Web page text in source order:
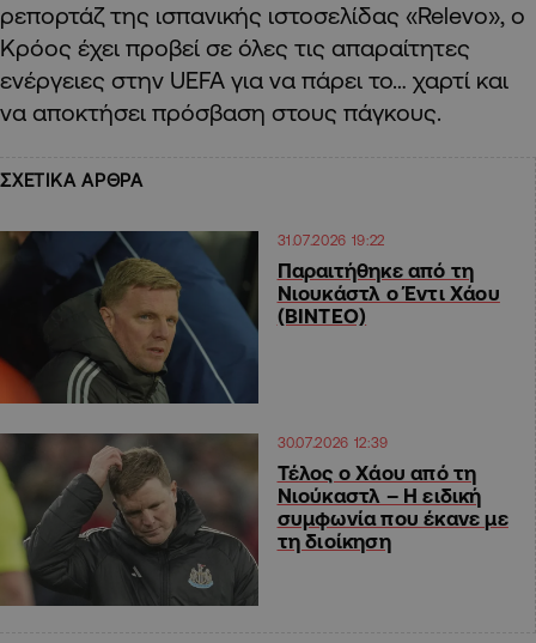
ρεπορτάζ της ισπανικής ιστοσελίδας «Relevo», ο
Κρόος έχει προβεί σε όλες τις απαραίτητες
ενέργειες στην UEFA για να πάρει το… χαρτί και
να αποκτήσει πρόσβαση στους πάγκους.
ΣΧΕΤΙΚΑ ΑΡΘΡΑ
31.07.2026 19:22
Παραιτήθηκε από τη
Νιουκάστλ ο Έντι Χάου
(ΒΙΝΤΕΟ)
30.07.2026 12:39
Τέλος ο Χάου από τη
Νιούκαστλ – Η ειδική
συμφωνία που έκανε με
τη διοίκηση